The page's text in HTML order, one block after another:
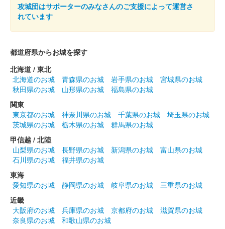
上山城 御城印
上山城 御城印 ナイトミュージアム限定版
販売終了
上山城 御城印
販売終了
上山城 御城印 夏限定版（あじさい）
販売終了
攻城団はサポーターのみなさんのご支援によって運営さ
れています
都道府県からお城を探す
北海道 / 東北
北海道のお城
青森県のお城 岩手県のお城
宮城県のお城
秋田県のお城
山形県のお城
福島県のお城
関東
東京都のお城
神奈川県のお城 千葉県のお城
埼玉県のお城
茨城県のお城
栃木県のお城
群馬県のお城
甲信越 / 北陸
山梨県のお城
長野県のお城 新潟県のお城
富山県のお城
石川県のお城
福井県のお城
東海
愛知県のお城
静岡県のお城 岐阜県のお城
三重県のお城
近畿
大阪府のお城
兵庫県のお城 京都府のお城
滋賀県のお城
奈良県のお城
和歌山県のお城